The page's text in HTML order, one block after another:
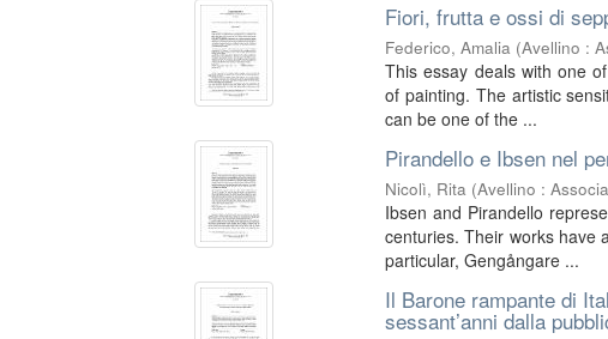
Fiori, frutta e ossi di
Federico, Amalia (Avellino :
This essay deals with one
of painting. The artistic
can be one of the ...
Pirandello e Ibsen nel
Nicolì, Rita (Avellino :
Ibsen and Pirandello
centuries. Their works have
particular, Gengångare ...
Il Barone rampante di
sessant’anni dalla